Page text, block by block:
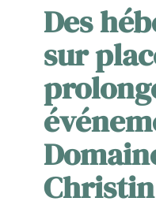
Des
sur
Christin